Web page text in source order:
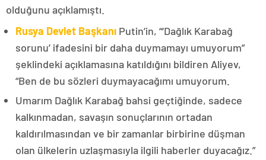
olduğunu açıklamıştı.
Rusya Devlet Başkanı Putin’in, “‘Dağlık Karabağ
sorunu’ ifadesini bir daha duymamayı umuyorum”
şeklindeki açıklamasına katıldığını bildiren Aliyev,
“Ben de bu sözleri duymayacağımı umuyorum.
Umarım Dağlık Karabağ bahsi geçtiğinde, sadece
kalkınmadan, savaşın sonuçlarının ortadan
kaldırılmasından ve bir zamanlar birbirine düşman
olan ülkelerin uzlaşmasıyla ilgili haberler duyacağız.”